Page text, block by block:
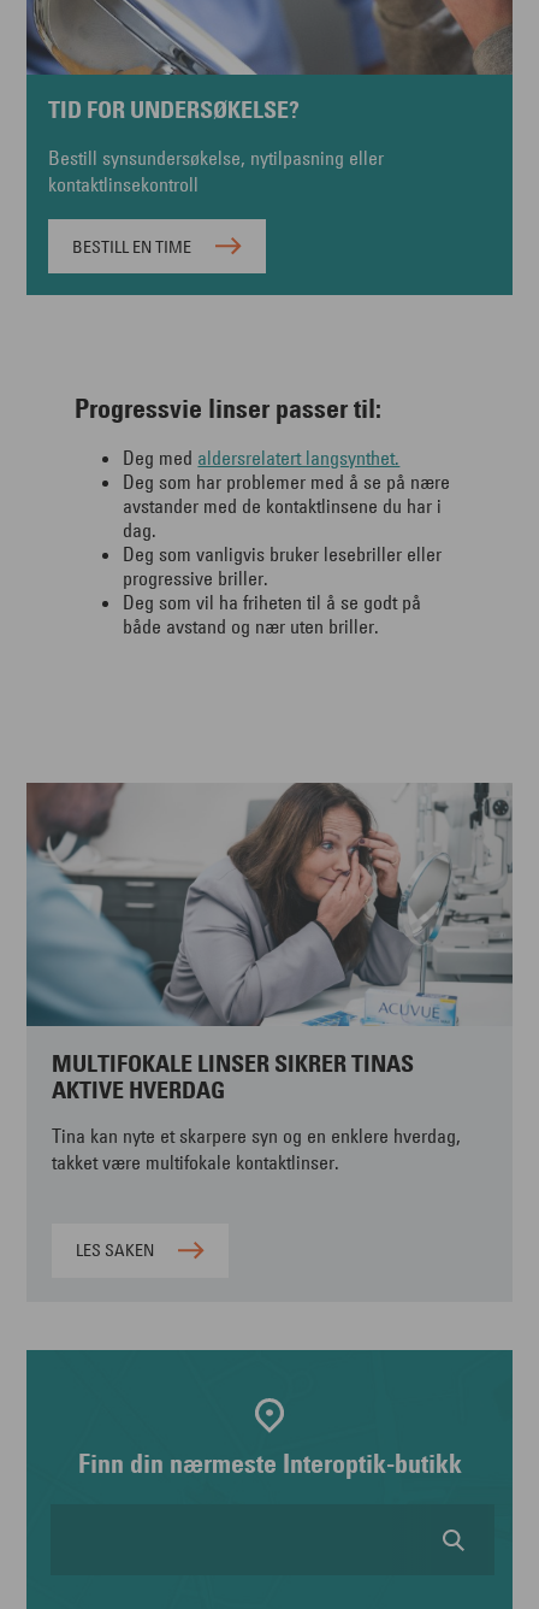
TID FOR UNDERSØKELSE?
Bestill synsundersøkelse, nytilpasning eller
kontaktlinsekontroll
BESTILL EN TIME
Progressvie linser passer til:
Deg med aldersrelatert langsynthet.
Deg som har problemer med å se på nære
avstander med de kontaktlinsene du har i
dag.
Deg som vanligvis bruker lesebriller eller
progressive briller.
Deg som vil ha friheten til å se godt på
både avstand og nær uten briller.
MULTIFOKALE LINSER SIKRER TINAS
AKTIVE HVERDAG
Tina kan nyte et skarpere syn og en enklere hverdag,
takket være multifokale kontaktlinser.
LES SAKEN
Finn din nærmeste Interoptik-butikk